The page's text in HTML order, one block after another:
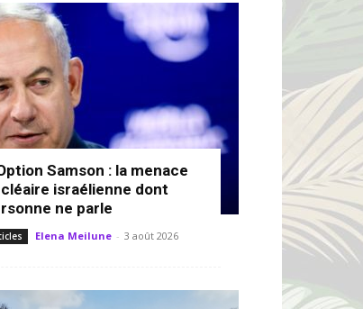
Samson : la menace
israélienne dont
ne parle
Elena Meilune - 3 août 2026